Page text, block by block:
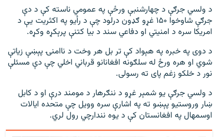
د ولسي جرګې د چهارشنبې ورځې په عمومي ناسته کې د دې
جرګې شاوخوا ۱۵۰ غړو ګډون درلود چې د رأیو په اکثریت یې د
امریکا سره د امنیتي او دفاعي سند د بیا کتنې پرېکړه وکړه.
د دوی په خبره په هېواد کې تر بل هر وخت د ناامنۍ پېښې زیاتې
شوي او هره ورځ له سلګونه افغانانو قرباني اخلي چې دې مسئلې
نور د خلکو زغم پای ته رسولی.
د ولسي جرګې يو شمېر غړو د ننګرهار د مومند درې او د کابل
ښار وروستیو پېښو ته په اشارې سره وویل چې متحده ایالات
اوس‎مهال په افغانستان کې د يوه نندارچي رول لري.